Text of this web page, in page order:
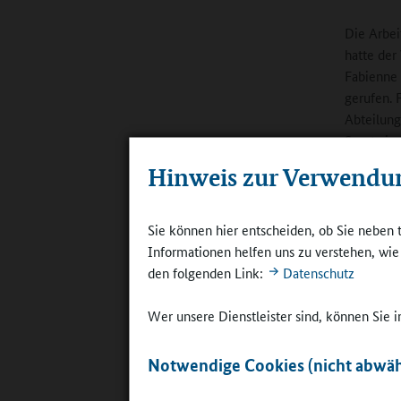
Hinweis zur
Sie können hier entscheiden, ob Sie
Informationen helfen uns zu verstehen,
den folgenden Link:
Datenschutz
Wer unsere Dienstleister sind, können Sie
Notwendige Cookies (nicht
Die
hatte
gerufen.
Universität.
und